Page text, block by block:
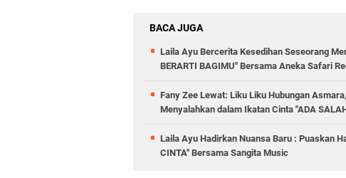
BACA JUGA
Laila Ayu Bercerita Kesedihan Seseorang
BERARTI BAGIMU" Bersama Aneka Safari
Fany Zee Lewat: Liku Liku Hubungan
Menyalahkan dalam Ikatan Cinta "ADA
Laila Ayu Hadirkan Nuansa Baru : Puaskan
CINTA" Bersama Sangita Music